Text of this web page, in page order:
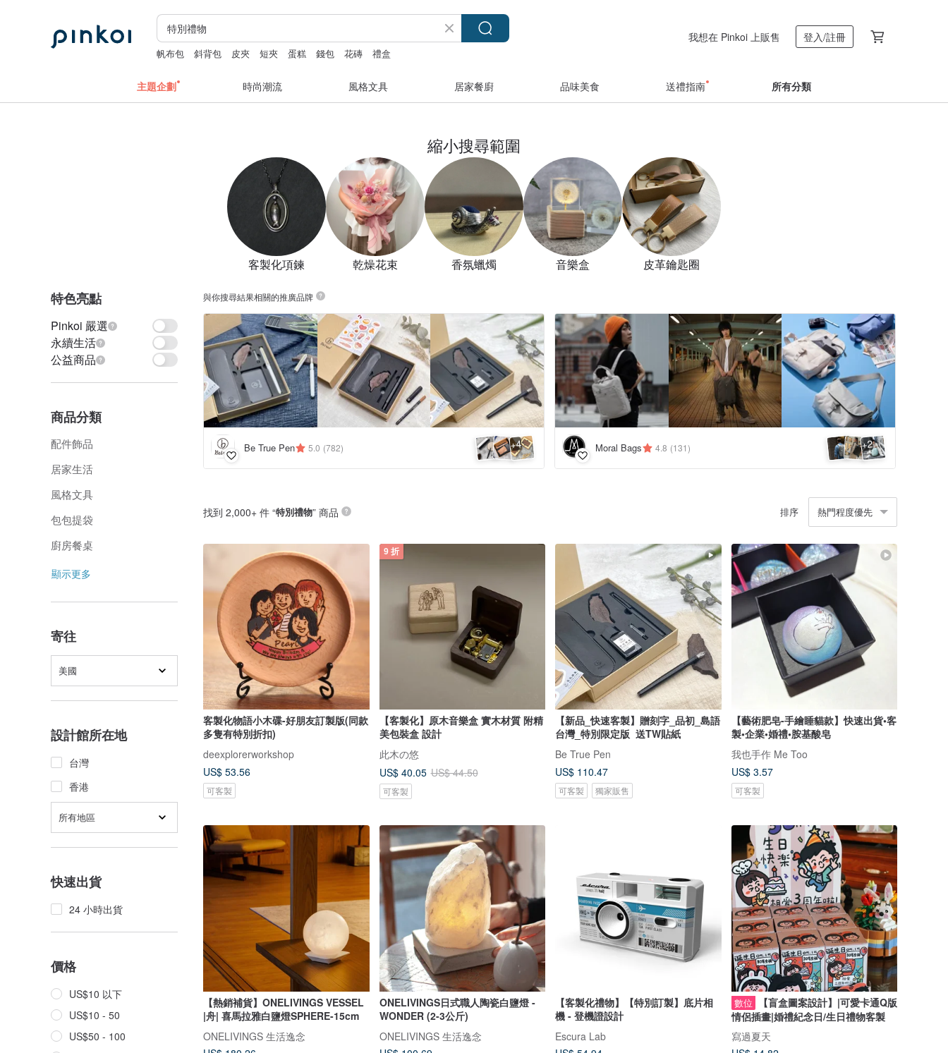
帆布包 斜背包 皮夾 短夾 蛋糕 錢包 花磚 禮盒
我想在 Pinkoi 上販售 登入/註冊
主題企劃 時尚潮流 風格文具 居家餐廚 品味美食 送禮指南 所有分類
縮小搜尋範圍
客製化項鍊 乾燥花束 香氛蠟燭 音樂盒 皮革鑰匙圈
特色亮點
Pinkoi 嚴選
永續生活
公益商品
商品分類
配件飾品
居家生活
風格文具
包包提袋
廚房餐桌
顯示更多
寄往
美國
設計館所在地
台灣
香港
所有地區
快速出貨
24 小時出貨
價格
US$10 以下
US$10 - 50
US$50 - 100
與你搜尋結果相關的推廣品牌
Be True Pen 5.0 (782) +4 Moral Bags 4.8 (131) +2
找到 2,000+ 件 “特別禮物” 商品 排序 熱門程度優先
客製化物語小木碟-好朋友訂製版(同款
多隻有特別折扣)
deexplorerworkshop
US$ 53.56
可客製
9 折
【客製化】原木音樂盒 實木材質 附精
美包裝盒 設計
此木の悠
US$ 40.05 US$ 44.50
可客製
【新品_快速客製】贈刻字_品初_島語
台灣_特別限定版 送TW貼紙
Be True Pen
US$ 110.47
可客製 獨家販售
【藝術肥皂-手繪睡貓款】快速出貨•客
製•企業•婚禮•胺基酸皂
我也手作 Me Too
US$ 3.57
可客製
【熱銷補貨】ONELIVINGS VESSEL
|舟| 喜馬拉雅白鹽燈SPHERE-15cm
ONELIVINGS 生活逸念
ONELIVINGS日式職人陶瓷白鹽燈 -
WONDER (2-3公斤)
ONELIVINGS 生活逸念
【客製化禮物】【特別訂製】底片相
機 - 登機證設計
Escura Lab
數位
【盲盒圖案設計】|可愛卡通Q版
情侶插畫|婚禮紀念日/生日禮物客製
寫過夏天